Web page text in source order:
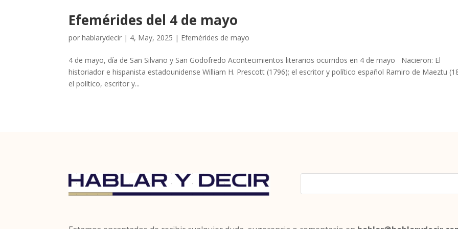
Efemérides del 4 de mayo
porhablarydecir | 4, May, 2025 | Efemérides de mayo
4 de mayo, día de San Silvano y San Godofredo Acontecimientos literarios ocurridos en 4 de mayo Nacieron: El
historiador e hispanista estadounidense William H. Prescott (1796); el escritor y político español Ramiro de Maeztu
el político, escritor y...